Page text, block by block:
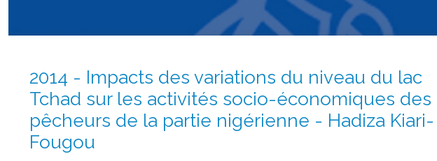
2014 - Impacts des variations du niveau du lac
Tchad sur les activités socio-économiques des
pêcheurs de la partie nigérienne - Hadiza Kiari-
Fougou